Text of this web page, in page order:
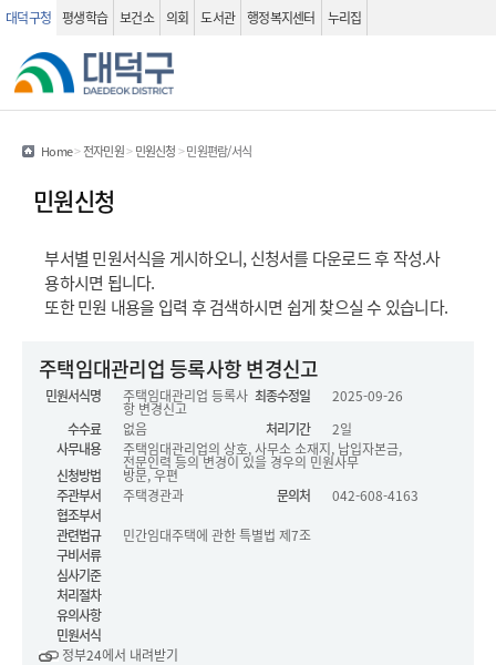
대덕구청 평생학습 보건소 의회 도서관 행정복지센터 누리집
Home>전자민원>민원신청>민원편람/서식
민원신청
부서별 민원서식을 게시하오니, 신청서를 다운로드 후 작성.사
용하시면 됩니다.
또한 민원 내용을 입력 후 검색하시면 쉽게 찾으실 수 있습니다.
주택임대관리업 등록사항 변경신고
민원서식명 주택임대관리업 등록사
항 변경신고
최종수정일
2025-09-26
수수료
없음 처리기간
2일
사무내용
주택임대관리업의 상호, 사무소 소재지, 납입자본금,
전문인력 등의 변경이 있을 경우의 민원사무
신청방법
방문, 우편
주관부서
주택경관과 문의처
042-608-4163
협조부서
관련법규
민간임대주택에 관한 특별법 제7조
구비서류
심사기준
처리절차
유의사항
민원서식
정부24에서 내려받기